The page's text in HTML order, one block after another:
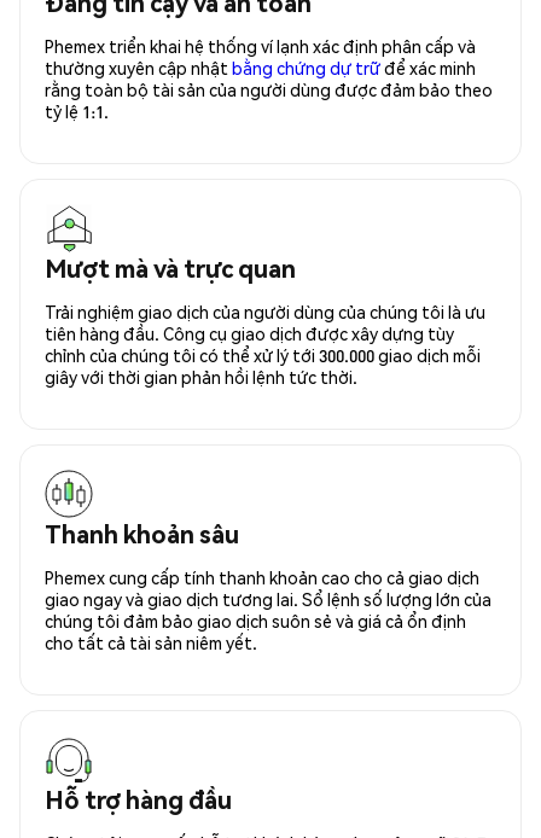
Phemex triển khai hệ thống ví lạnh xác định phân cấp và
thường xuyên cập nhật bằng chứng dự trữđể xác minh
rằng toàn bộ tài sản của người dùng được đảm bảo theo
tỷ lệ 1:1.
Mượt mà và trực quan
Trải nghiệm giao dịch của người dùng của chúng tôi là ưu
tiên hàng đầu. Công cụ giao dịch được xây dựng tùy
chỉnh của chúng tôi có thể xử lý tới 300.000 giao dịch mỗi
giây với thời gian phản hồi lệnh tức thời.
Thanh khoản sâu
Phemex cung cấp tính thanh khoản cao cho cả giao dịch
giao ngay và giao dịch tương lai. Sổ lệnh số lượng lớn của
chúng tôi đảm bảo giao dịch suôn sẻ và giá cả ổn định
cho tất cả tài sản niêm yết.
Hỗ trợ hàng đầu